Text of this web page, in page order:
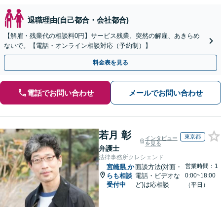
退職理由(自己都合・会社都合)
【解雇・残業代の相談料0円】サービス残業、突然の解雇、あきらめ
ないで。【電話・オンライン相談対応（予約制）】
料金表を見る
電話でお問い合わせ メールでお問い合わせ
若月 彰
弁護士
インタビュー
を見る
東京都
法律事務所クレシェンド
宮崎県 か
らも相談
受付中
面談方法(対面・
電話・ビデオな
ど)は応相談
営業時間：1
0:00~18:00
（平日）